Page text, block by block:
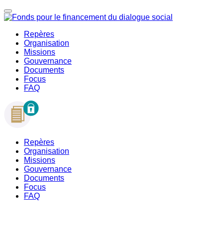
Repères
Organisation
Missions
Gouvernance
Documents
Focus
FAQ
Repères
Organisation
Missions
Gouvernance
Documents
Focus
FAQ